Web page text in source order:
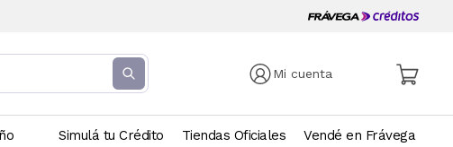
Mi cuenta
Simulá tu Crédito Tiendas Oficiales Vendé en Frávega